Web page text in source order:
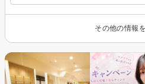
その他の情報